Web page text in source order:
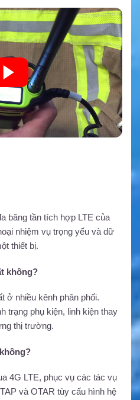
băng tần tích hợp LTE của
nhiệm vụ trọng yếu và dữ
thiết bị.
không?
ở nhiều kênh phân phối.
trạng phụ kiện, linh kiện thay
thị trường.
4G LTE, phục vụ các tác vụ
và OTAR tùy cấu hình hệ